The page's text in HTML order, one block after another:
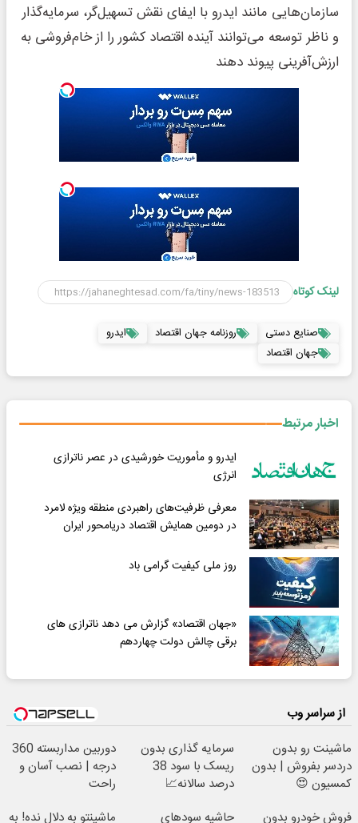
سازمان‌هایی مانند ایدرو با ایفای نقش تسهیل‌گر، سرمایه‌گذار
و ناظر توسعه می‌توانند آینده اقتصاد کشور را از خام‌فروشی به
ارزش‌آفرینی پیوند ‌دهند
لینک کوتاه
صنایع دستی روزنامه جهان اقتصاد
ایدرو
جهان اقتصاد
اخبار مرتبط
ایدرو و مأموریت خورشیدی در عصر ناترازی
انرژی
معرفی ظرفیت‌های راهبردی منطقه ویژه لامرد
در دومین همایش اقتصاد دریامحور ایران
روز ملی کیفیت گرامی باد
«جهان اقتصاد» گزارش می دهد ناترازی های
برقی چالش دولت چهاردهم
از سراسر وب
ماشینت رو بدون
دردسر بفروش | بدون
کمسیون 😍
سرمایه گذاری بدون
ریسک با سود 38
درصد سالانه📈
دوربین مداربسته 360
درجه | نصب آسان و
راحت
فروش خودرو بدون
حاشیه سودهای ماشینتو به دلال نده! به